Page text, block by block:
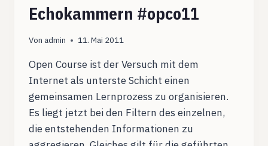
Echokammern #opco11
Von admin 11. Mai 2011
Open Course ist der Versuch mit dem
Internet als unterste Schicht einen
gemeinsamen Lernprozess zu organisieren.
Es liegt jetzt bei den Filtern des einzelnen,
die entstehenden Informationen zu